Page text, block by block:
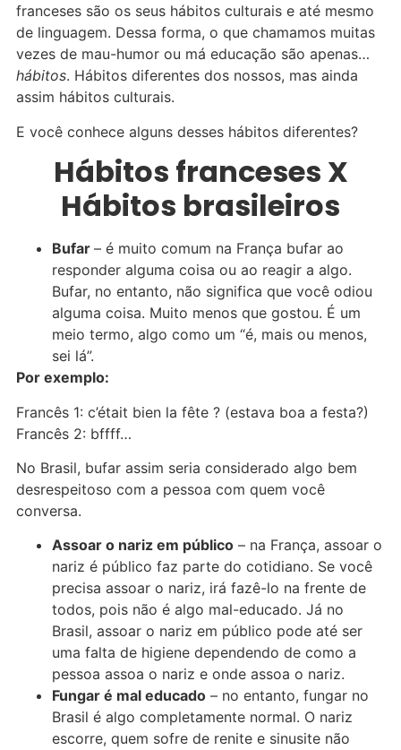
franceses são os seus hábitos culturais e até mesmo
de linguagem. Dessa forma, o que chamamos muitas
vezes de mau-humor ou má educação são apenas…
hábitos. Hábitos diferentes dos nossos, mas ainda
assim hábitos culturais.
E você conhece alguns desses hábitos diferentes?
Hábitos franceses X
Hábitos brasileiros
Bufar – é muito comum na França bufar ao
responder alguma coisa ou ao reagir a algo.
Bufar, no entanto, não significa que você odiou
alguma coisa. Muito menos que gostou. É um
meio termo, algo como um “é, mais ou menos,
sei lá”.
Por exemplo:
Francês 1: c’était bien la fête ? (estava boa a festa?)
Francês 2: bffff…
No Brasil, bufar assim seria considerado algo bem
desrespeitoso com a pessoa com quem você
conversa.
Assoar o nariz em público – na França, assoar o
nariz é público faz parte do cotidiano. Se você
precisa assoar o nariz, irá fazê-lo na frente de
todos, pois não é algo mal-educado. Já no
Brasil, assoar o nariz em público pode até ser
uma falta de higiene dependendo de como a
pessoa assoa o nariz e onde assoa o nariz.
Fungar é mal educado – no entanto, fungar no
Brasil é algo completamente normal. O nariz
escorre, quem sofre de renite e sinusite não